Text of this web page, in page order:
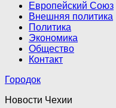
Европейский Союз
Внешняя политика
Политика
Экономика
Общество
Контакт
Городок
Новости Чехии